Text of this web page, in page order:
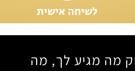
לשיחה אישית
מה מגיע לך, מה